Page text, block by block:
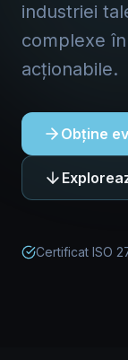
industriei
complexe
acționabile.
Obține
Certificat ISO